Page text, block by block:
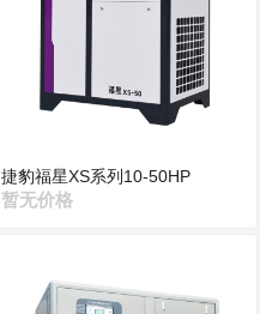
捷豹福星XS系列10-50HP
暂无价格